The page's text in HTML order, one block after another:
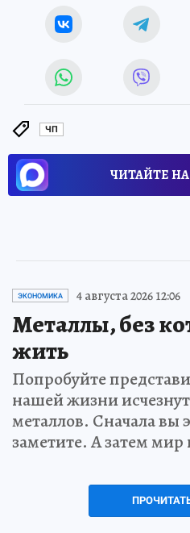
ЧП
ЧИТАЙТЕ
ЭКОНОМИКА 4 августа 2026 12:06
Металлы, без
жить
Попробуйте
нашей жизни
металлов. Сначала вы
заметите. А затем